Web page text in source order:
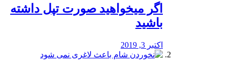
اگر میخواهید صورت تپل داشته
باشید
اکتبر 3, 2019